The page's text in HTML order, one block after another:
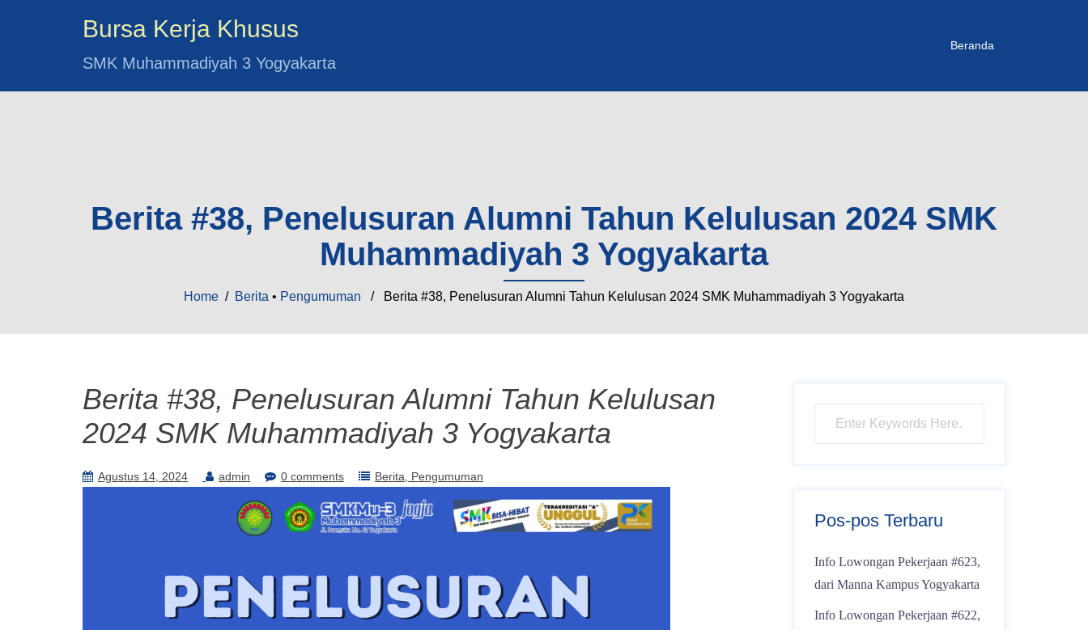
Bursa Kerja Khusus
SMK Muhammadiyah 3 Yogyakarta
Beranda
Berita #38, Penelusuran Alumni Tahun Kelulusan 2024 SMK
Muhammadiyah 3 Yogyakarta
Home / Berita • Pengumuman / Berita #38, Penelusuran Alumni Tahun Kelulusan 2024 SMK Muhammadiyah 3 Yogyakarta
Berita #38, Penelusuran Alumni Tahun Kelulusan
2024 SMK Muhammadiyah 3 Yogyakarta
Agustus 14, 2024 admin 0 comments Berita Pengumuman
Pos-pos Terbaru
Info Lowongan Pekerjaan #623,
dari Manna Kampus Yogyakarta
Info Lowongan Pekerjaan #622,